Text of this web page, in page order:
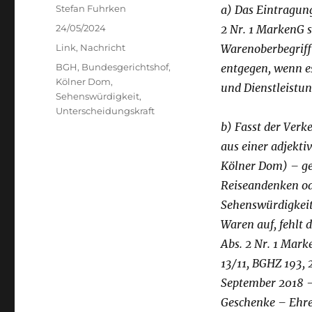
a) Das
2 Nr. 1
entgegen, wenn
und
b) Fasst der
aus einer
Kölner Dom) –
Reiseandenken
Waren auf, fehlt
Abs. 2 Nr. 1
13/11, BGHZ
September 2018
Geschenke –
Author
Stefan Fuhrken
Posted
on
24/05/2024
Categories
Link, Nachricht
Tags
BGH, Bundesgerichtshof,
Kölner Dom,
Sehenswürdigkeit,
Unterscheidungskraft